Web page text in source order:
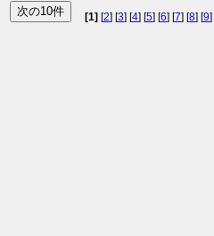
[1] [2] [3] [4] [5] [6] [7] [8] [9]